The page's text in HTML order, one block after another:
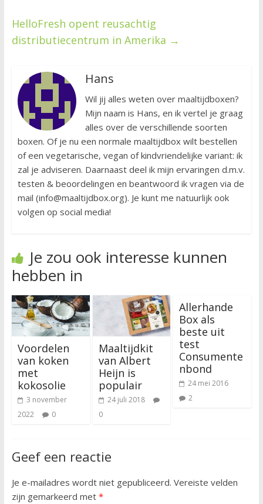
HelloFresh opent reusachtig
distributiecentrum in Amerika →
Hans
Wil jij alles weten over maaltijdboxen?
Mijn naam is Hans, en ik vertel je graag
alles over de verschillende soorten
boxen. Of je nu een normale maaltijdbox wilt bestellen
of een vegetarische, vegan of kindvriendelijke variant: ik
zal je adviseren. Daarnaast deel ik mijn ervaringen d.m.v.
testen & beoordelingen en beantwoord ik vragen via de
mail (info@maaltijdbox.org). Je kunt me natuurlijk ook
volgen op social media!
Je zou ook interesse kunnen
hebben in
Voordelen
van koken
met
kokosolie
3 november
2022
0
Maaltijdkit
van Albert
Heijn is
populair
24 juli 2018
0
Allerhande
Box als
beste uit
test
Consumente
nbond
24 mei 2016
2
Geef een reactie
Je e-mailadres wordt niet gepubliceerd. Vereiste velden
zijn gemarkeerd met *